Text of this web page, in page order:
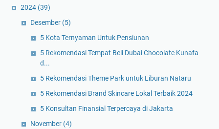
2024 (39)
Desember (5)
5 Kota Ternyaman Untuk Pensiunan
5 Rekomendasi Tempat Beli Dubai Chocolate Kunafa
d...
5 Rekomendasi Theme Park untuk Liburan Nataru
5 Rekomendasi Brand Skincare Lokal Terbaik 2024
5 Konsultan Finansial Terpercaya di Jakarta
November (4)